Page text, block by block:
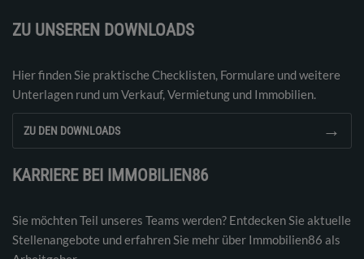
ZU UNSEREN DOWNLOADS
Hier finden Sie praktische Checklisten, Formulare und weitere
Unterlagen rund um Verkauf, Vermietung und Immobilien.
ZU DEN DOWNLOADS →
KARRIERE BEI IMMOBILIEN86
Sie möchten Teil unseres Teams werden? Entdecken Sie aktuelle
Stellenangebote und erfahren Sie mehr über Immobilien86 als